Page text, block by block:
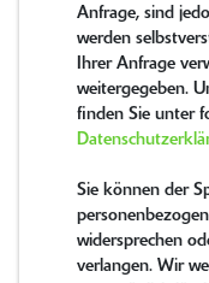
Anfrage, sind
werden
Ihrer Anfrage
weitergegeben.
finden Sie unter
Sie können der
widersprechen
verlangen. Wir